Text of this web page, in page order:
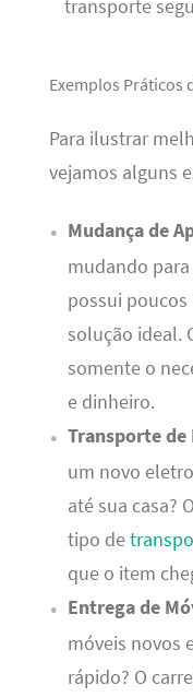
transporte
Exemplos Práticos
Para ilustrar
vejamos alguns
Mudança de
mudando
possui poucos
solução ideal.
somente o
e dinheiro.
Transporte
um novo
até sua casa?
tipo de
que o item
Entrega de
móveis novos
rápido? O